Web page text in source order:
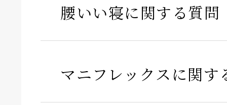
腰いい寝に関する質問
マニフレックスに関す